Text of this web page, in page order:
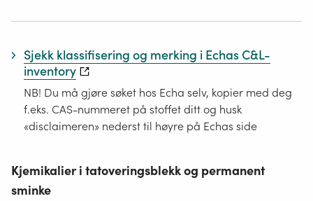
Sjekk klassifisering og merking i Echas C&L-
inventory
NB! Du må gjøre søket hos Echa selv, kopier med deg
f.eks. CAS-nummeret på stoffet ditt og husk
«disclaimeren» nederst til høyre på Echas side
Kjemikalier i tatoveringsblekk og permanent
sminke